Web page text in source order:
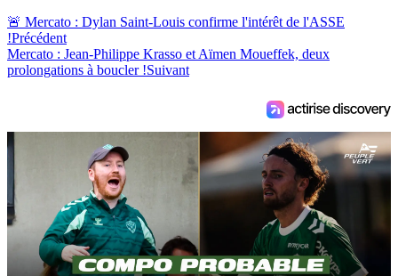
🚨 Mercato : Dylan Saint-Louis confirme l'intérêt de l'ASSE
!Précédent
Mercato : Jean-Philippe Krasso et Aïmen Moueffek, deux
prolongations à boucler !Suivant